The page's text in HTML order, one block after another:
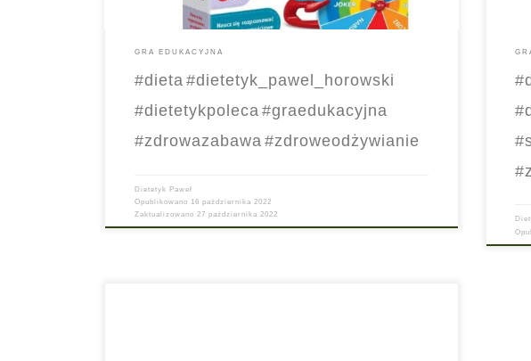
GRA EDUKACYJNA
#dieta #dietetyk_pawel_horowski
#dietetykpoleca #graedukacyjna
#zdrowazabawa #zdroweodżywianie
Dietetyk Paweł
Opublikowano 16 października 2022
Zaktualizowano 27 października 2022